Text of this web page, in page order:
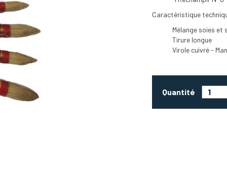
Caractéristique
Mélange soies et
Tirure longue
Virole cuivré -
Quantité